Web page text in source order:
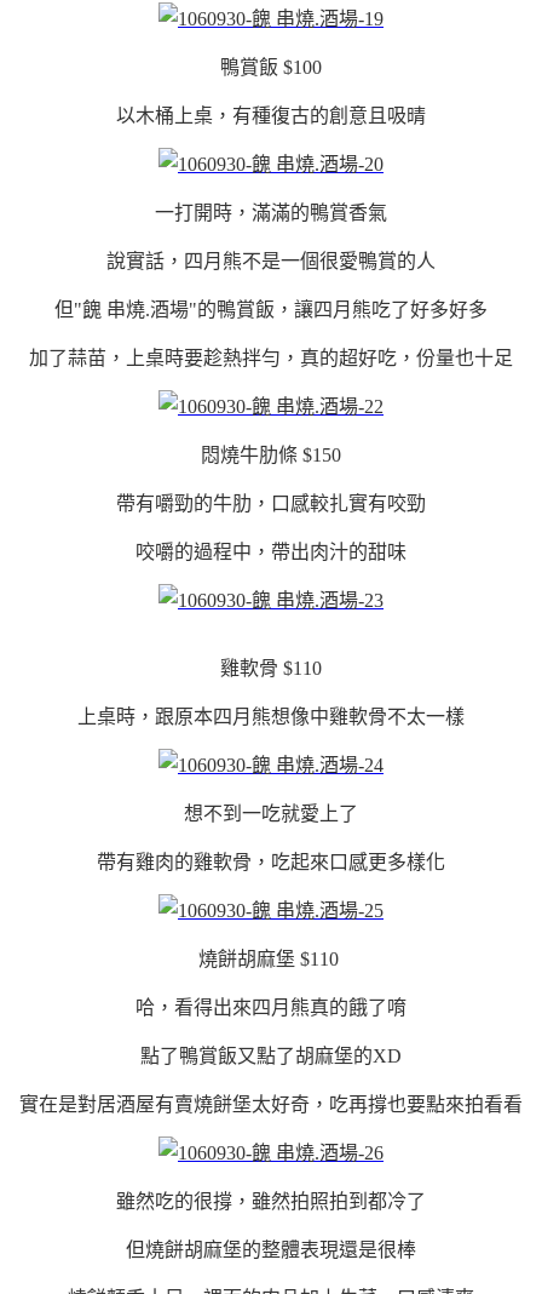
鴨賞飯 $100
以木桶上桌，有種復古的創意且吸晴
一打開時，滿滿的鴨賞香氣
說實話，四月熊不是一個很愛鴨賞的人
但"餽 串燒.酒場"的鴨賞飯，讓四月熊吃了好多好多
加了蒜苗，上桌時要趁熱拌勻，真的超好吃，份量也十足
悶燒牛肋條 $150
帶有嚼勁的牛肋，口感較扎實有咬勁
咬嚼的過程中，帶出肉汁的甜味
雞軟骨 $110
上桌時，跟原本四月熊想像中雞軟骨不太一樣
想不到一吃就愛上了
帶有雞肉的雞軟骨，吃起來口感更多樣化
燒餅胡麻堡 $110
哈，看得出來四月熊真的餓了唷
點了鴨賞飯又點了胡麻堡的XD
實在是對居酒屋有賣燒餅堡太好奇，吃再撐也要點來拍看看
雖然吃的很撐，雖然拍照拍到都冷了
但燒餅胡麻堡的整體表現還是很棒